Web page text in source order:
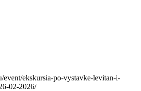
event/ekskursia-po-vystavke-levitan-i-
02-2026/